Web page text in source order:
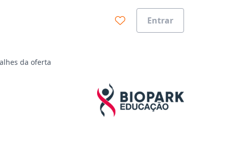
Entrar
da oferta